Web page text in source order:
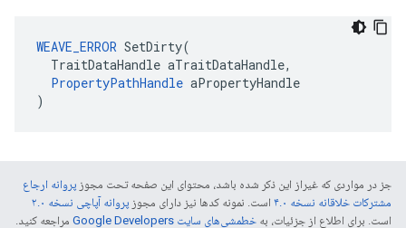
WEAVE_ERROR SetDirty(
  TraitDataHandle aTraitDataHandle,
PropertyPathHandle aPropertyHandle
)
جز در مواردی که غیراز این ذکر شده باشد، محتوای این صفحه تحت مجوز پروانه ارجاع
مشترکات خلاقانه نسخه ۴.۰
است. نمونه کدها نیز دارای مجوز پروانه آپاچی نسخه ۲.۰
است. برای اطلاع از جزئیات، به خطمشی‌های سایت Google Developers‏
مراجعه کنید.